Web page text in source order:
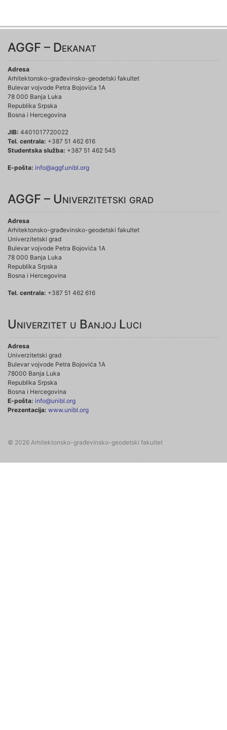
AGGF – Dekanat
Adresa
Arhitektonsko-građevinsko-geodetski fakultet
Bulevar vojvode Petra Bojovića 1A
78 000 Banja Luka
Republika Srpska
Bosna i Hercegovina
JIB: 4401017720022
Tel. centrala: +387 51 462 616
Studentska služba: +387 51 462 545
E-pošta: info@aggf.unibl.org
AGGF – Univerzitetski grad
Adresa
Arhitektonsko-građevinsko-geodetski fakultet
Univerzitetski grad
Bulevar vojvode Petra Bojovića 1A
78 000 Banja Luka
Republika Srpska
Bosna i Hercegovina
Tel. centrala: +387 51 462 616
Univerzitet u Banjoj Luci
Adresa
Univerzitetski grad
Bulevar vojvode Petra Bojovića 1A
78000 Banja Luka
Republika Srpska
Bosna i Hercegovina
E-pošta: info@unibl.org
Prezentacija: www.unibl.org
© 2026 Arhitektonsko-građevinsko-geodetski fakultet